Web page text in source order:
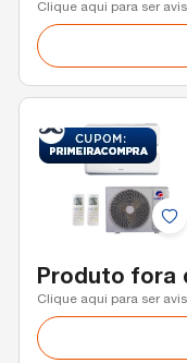
Clique aqui para ser
Produto fora
Clique aqui para ser